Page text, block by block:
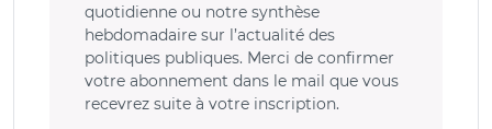
quotidienne ou notre synthèse
hebdomadaire sur l’actualité des
politiques publiques. Merci de confirmer
votre abonnement dans le mail que vous
recevrez suite à votre inscription.